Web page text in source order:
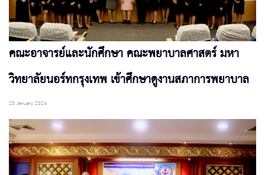
คณะอาจารย์และนักศึกษา คณะพยาบาลศาสตร์ มหา
วิทยาลัยนอร์ทกรุงเทพ เข้าศึกษาดูงานสภาการพยาบาล
23 January 2024